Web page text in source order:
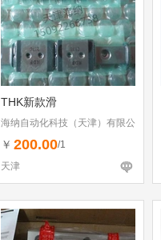
THK新款滑
海纳自动化科技（天津）有限公
司
￥ 200.00/1
天津